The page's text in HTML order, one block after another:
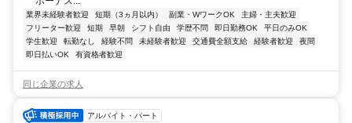
業界未経験者歓迎 短期（3ヵ月以内） 副業・WワークOK
主婦・主夫歓迎
フリーター歓迎
短期 早朝 シフト自由 学歴不問 即日勤務OK
平日のみOK
学生歓迎
転勤なし 経験不問 未経験者歓迎 交通費全額支給 経験者歓迎
夜間
即日払いOK
有資格者歓迎
同じ企業の求人
アルバイト・パート